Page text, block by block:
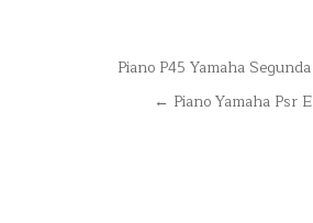
NavegaciónPiano P45 Yamaha
← Piano Yamaha Psr